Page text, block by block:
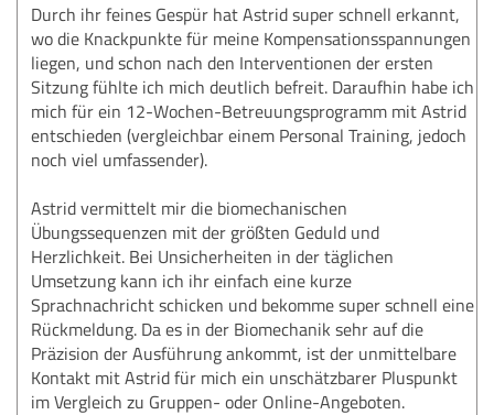
Durch ihr feines Gespür hat Astrid super schnell erkannt,
wo die Knackpunkte für meine Kompensationsspannungen
liegen, und schon nach den Interventionen der ersten
Sitzung fühlte ich mich deutlich befreit. Daraufhin habe ich
mich für ein 12-Wochen-Betreuungsprogramm mit Astrid
entschieden (vergleichbar einem Personal Training, jedoch
noch viel umfassender).
Astrid vermittelt mir die biomechanischen
Übungssequenzen mit der größten Geduld und
Herzlichkeit. Bei Unsicherheiten in der täglichen
Umsetzung kann ich ihr einfach eine kurze
Sprachnachricht schicken und bekomme super schnell eine
Rückmeldung. Da es in der Biomechanik sehr auf die
Präzision der Ausführung ankommt, ist der unmittelbare
Kontakt mit Astrid für mich ein unschätzbarer Pluspunkt
im Vergleich zu Gruppen- oder Online-Angeboten.